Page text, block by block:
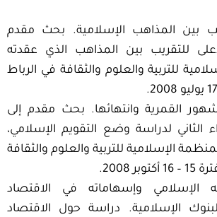
بين المذاهب الإسلامية. بحث مقدم
للتقريب بين المذاهب الذي عقدته
للتربية والعلوم والثقافة في الرباط
القمرية وانتهائها. بحث مقدم إلى
الثاني لدراسة وضع التقويم الإسلامي،
الإسلامية للتربية والعلوم والثقافة
2008.
الإسلامي وإسهاماته في الاقتصاد
الإسلامية. دراسة حول الاقتصاد